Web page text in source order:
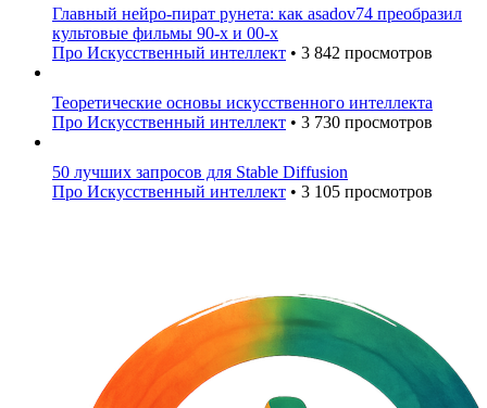
Главный нейро-пират рунета: как asadov74 преобразил
культовые фильмы 90-х и 00-х
Про Искусственный интеллект • 3 842 просмотров
Теоретические основы искусственного интеллекта
Про Искусственный интеллект • 3 730 просмотров
50 лучших запросов для Stable Diffusion
Про Искусственный интеллект • 3 105 просмотров